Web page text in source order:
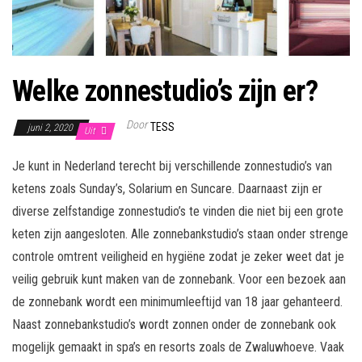
Welke zonnestudio’s zijn er?
juni 2, 2020 Uit Door TESS
Je kunt in Nederland terecht bij verschillende zonnestudio’s van
ketens zoals Sunday’s, Solarium en Suncare. Daarnaast zijn er
diverse zelfstandige zonnestudio’s te vinden die niet bij een grote
keten zijn aangesloten. Alle zonnebankstudio’s staan onder strenge
controle omtrent veiligheid en hygiëne zodat je zeker weet dat je
veilig gebruik kunt maken van de zonnebank. Voor een bezoek aan
de zonnebank wordt een minimumleeftijd van 18 jaar gehanteerd.
Naast zonnebankstudio’s wordt zonnen onder de zonnebank ook
mogelijk gemaakt in spa’s en resorts zoals de Zwaluwhoeve. Vaak